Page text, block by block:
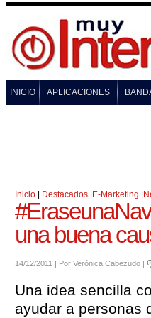
INICIO APLICACIONES
Inicio Destacados E-Marketing
una buena
14/12/2011 | Por Verónica Cabezudo |
Una idea sencilla
ayudar a personas